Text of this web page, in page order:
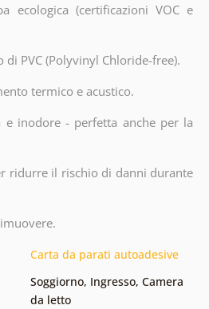
ecologica (certificazioni VOC e
PVC (Polyvinyl Chloride-free).
termico e acustico.
e inodore - perfetta anche per la
ridurre il rischio di danni durante
Carta da parati autoadesive
Soggiorno, Ingresso, Camera
da letto